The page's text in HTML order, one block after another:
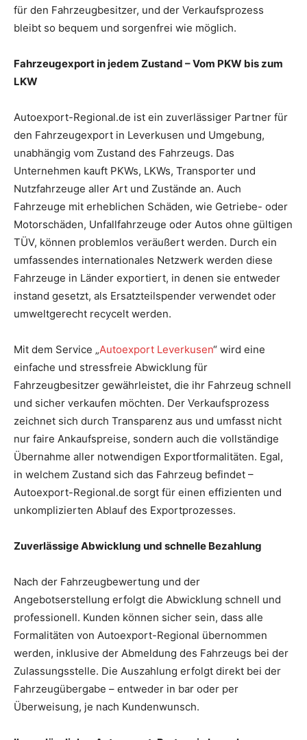
für den Fahrzeugbesitzer, und der Verkaufsprozess
bleibt so bequem und sorgenfrei wie möglich.
Fahrzeugexport in jedem Zustand – Vom PKW bis zum
LKW
Autoexport-Regional.de ist ein zuverlässiger Partner für
den Fahrzeugexport in Leverkusen und Umgebung,
unabhängig vom Zustand des Fahrzeugs. Das
Unternehmen kauft PKWs, LKWs, Transporter und
Nutzfahrzeuge aller Art und Zustände an. Auch
Fahrzeuge mit erheblichen Schäden, wie Getriebe- oder
Motorschäden, Unfallfahrzeuge oder Autos ohne gültigen
TÜV, können problemlos veräußert werden. Durch ein
umfassendes internationales Netzwerk werden diese
Fahrzeuge in Länder exportiert, in denen sie entweder
instand gesetzt, als Ersatzteilspender verwendet oder
umweltgerecht recycelt werden.
Mit dem Service „Autoexport Leverkusen“ wird eine
einfache und stressfreie Abwicklung für
Fahrzeugbesitzer gewährleistet, die ihr Fahrzeug schnell
und sicher verkaufen möchten. Der Verkaufsprozess
zeichnet sich durch Transparenz aus und umfasst nicht
nur faire Ankaufspreise, sondern auch die vollständige
Übernahme aller notwendigen Exportformalitäten. Egal,
in welchem Zustand sich das Fahrzeug befindet –
Autoexport-Regional.de sorgt für einen effizienten und
unkomplizierten Ablauf des Exportprozesses.
Zuverlässige Abwicklung und schnelle Bezahlung
Nach der Fahrzeugbewertung und der
Angebotserstellung erfolgt die Abwicklung schnell und
professionell. Kunden können sicher sein, dass alle
Formalitäten von Autoexport-Regional übernommen
werden, inklusive der Abmeldung des Fahrzeugs bei der
Zulassungsstelle. Die Auszahlung erfolgt direkt bei der
Fahrzeugübergabe – entweder in bar oder per
Überweisung, je nach Kundenwunsch.